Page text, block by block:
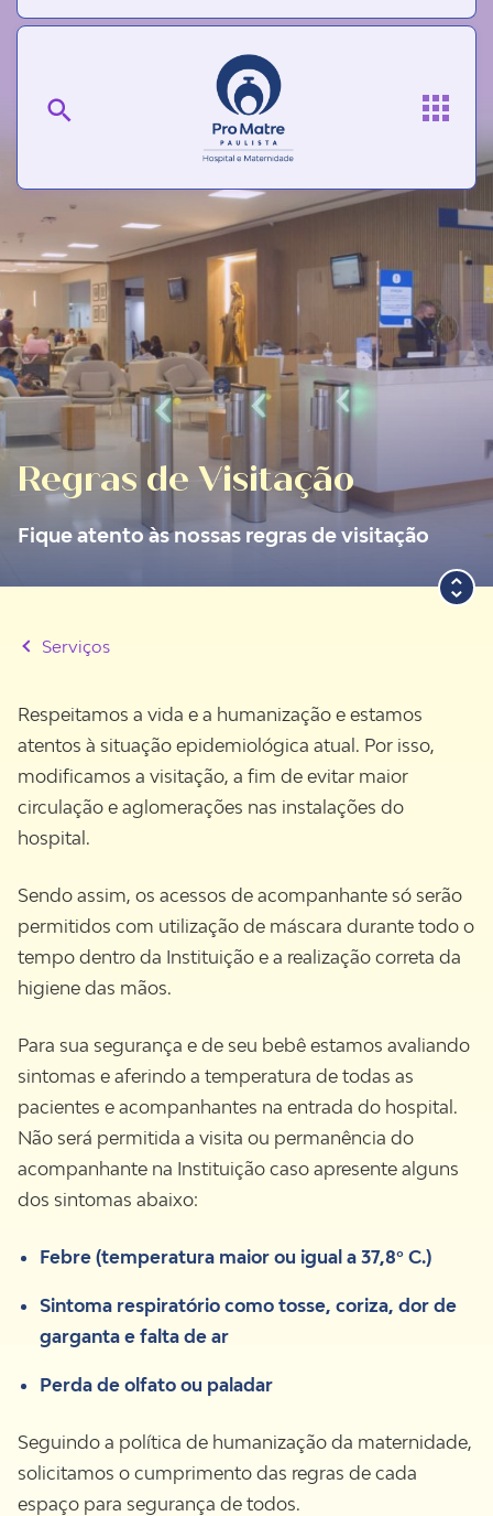
Regras de Visitação
Fique atento às nossas regras de visitação
Serviços
Respeitamos a vida e a humanização e estamos
atentos à situação epidemiológica atual. Por isso,
modificamos a visitação, a fim de evitar maior
circulação e aglomerações nas instalações do
hospital.
Sendo assim, os acessos de acompanhante só serão
permitidos com utilização de máscara durante todo o
tempo dentro da Instituição e a realização correta da
higiene das mãos.
Para sua segurança e de seu bebê estamos avaliando
sintomas e aferindo a temperatura de todas as
pacientes e acompanhantes na entrada do hospital.
Não será permitida a visita ou permanência do
acompanhante na Instituição caso apresente alguns
dos sintomas abaixo:
Febre (temperatura maior ou igual a 37,8º C.)
Sintoma respiratório como tosse, coriza, dor de
garganta e falta de ar
Perda de olfato ou paladar
Seguindo a política de humanização da maternidade,
solicitamos o cumprimento das regras de cada
espaço para segurança de todos.